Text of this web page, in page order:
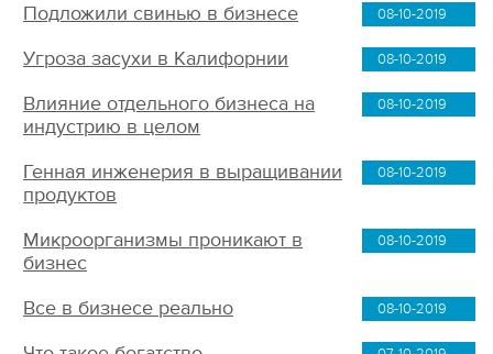
08-10-2019
Подложили свинью в бизнесе
08-10-2019
Угроза засухи в Калифорнии
08-10-2019
Влияние отдельного бизнеса на
индустрию в целом
08-10-2019
Генная инженерия в выращивании
продуктов
08-10-2019
Микроорганизмы проникают в
бизнес
08-10-2019
Все в бизнесе реально